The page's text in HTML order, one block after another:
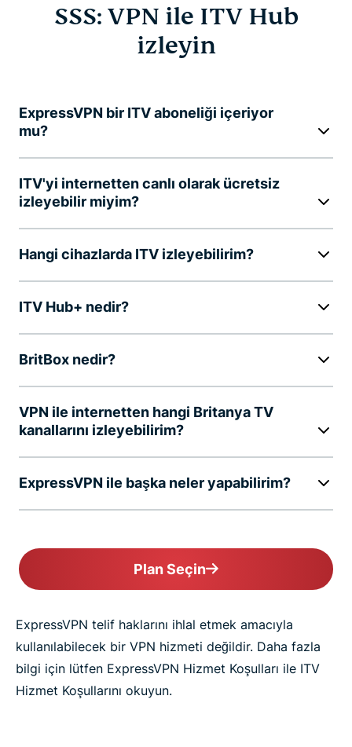
SSS: VPN ile ITV Hub
izleyin
ExpressVPN bir ITV aboneliği içeriyor
mu?
ITV'yi internetten canlı olarak ücretsiz
izleyebilir miyim?
Hangi cihazlarda ITV izleyebilirim?
ITV Hub+ nedir?
BritBox nedir?
VPN ile internetten hangi Britanya TV
kanallarını izleyebilirim?
ExpressVPN ile başka neler yapabilirim?
Plan Seçin
ExpressVPN telif haklarını ihlal etmek amacıyla
kullanılabilecek bir VPN hizmeti değildir. Daha fazla
bilgi için lütfen ExpressVPN Hizmet Koşulları ile ITV
Hizmet Koşullarını okuyun.